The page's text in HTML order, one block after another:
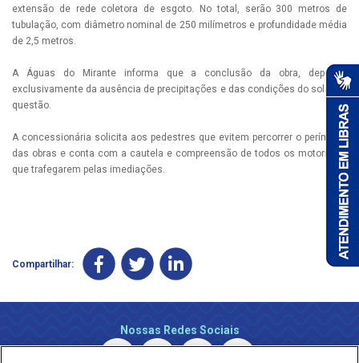
extensão de rede coletora de esgoto. No total, serão 300 metros de
tubulação, com diâmetro nominal de 250 milímetros e profundidade média
de 2,5 metros.
A Águas do Mirante informa que a conclusão da obra, depende
exclusivamente da ausência de precipitações e das condições do solo em
questão.
A concessionária solicita aos pedestres que evitem percorrer o perímetro
das obras e conta com a cautela e compreensão de todos os motoristas
que trafegarem pelas imediações.
Compartilhar:
Nossas Redes Sociais